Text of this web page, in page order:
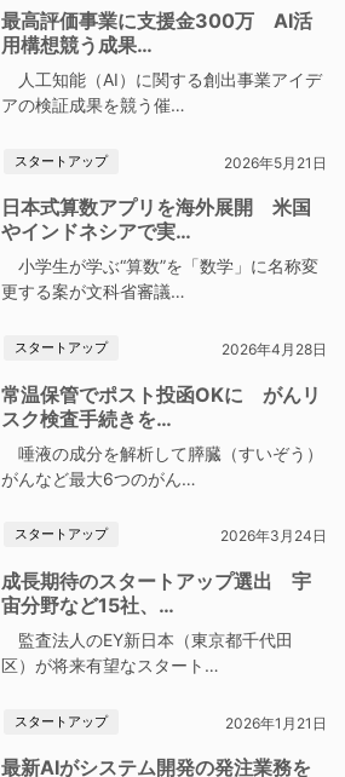
最高評価事業に支援金300万 AI活
用構想競う成果…
人工知能（AI）に関する創出事業アイデ
アの検証成果を競う催…
スタートアップ 2026年5月21日
日本式算数アプリを海外展開 米国
やインドネシアで実…
小学生が学ぶ“算数”を「数学」に名称変
更する案が文科省審議…
スタートアップ 2026年4月28日
常温保管でポスト投函OKに がんリ
スク検査手続きを…
唾液の成分を解析して膵臓（すいぞう）
がんなど最大6つのがん…
スタートアップ 2026年3月24日
成長期待のスタートアップ選出 宇
宙分野など15社、…
監査法人のEY新日本（東京都千代田
区）が将来有望なスタート…
スタートアップ 2026年1月21日
最新AIがシステム開発の発注業務を